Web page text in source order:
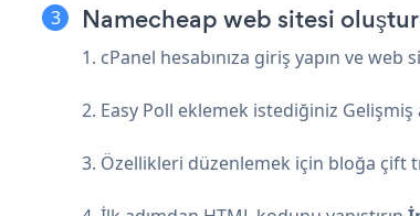
Namecheap web sitesi
1. cPanel hesabınıza giriş yapın ve web
2. Easy Poll eklemek istediğiniz
3. Özellikleri düzenlemek için bloğa çift